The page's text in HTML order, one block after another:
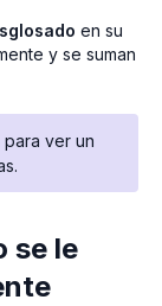
en su
y se suman
ver un
se le